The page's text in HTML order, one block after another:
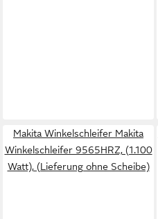
Makita Winkelschleifer Makita
Winkelschleifer 9565HRZ, (1.100
Watt), (Lieferung ohne Scheibe)